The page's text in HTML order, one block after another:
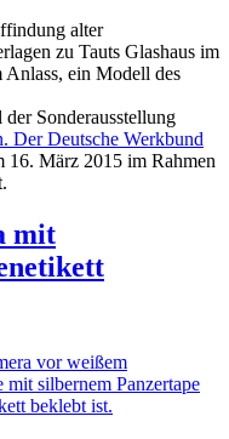
alter
zu Tauts Glashaus im
ein Modell des
Sonderausstellung
Der Deutsche Werkbund
16. März 2015 im Rahmen
mit